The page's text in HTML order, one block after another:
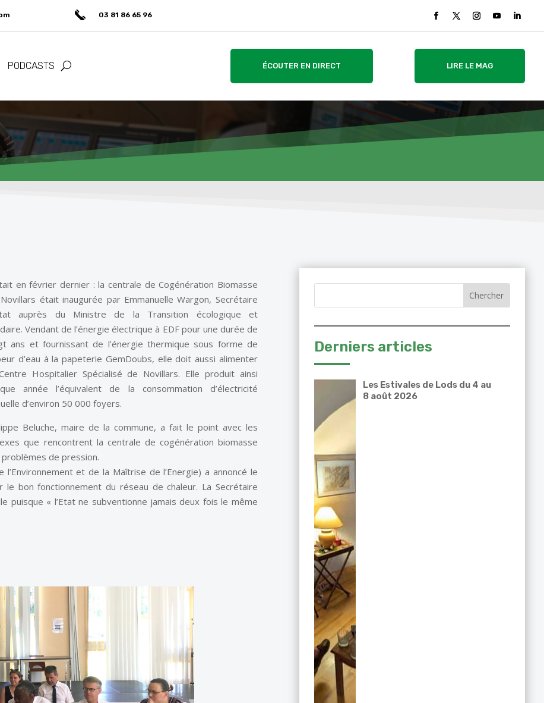
03 81 86 65 96
PODCASTS ÉCOUTER EN DIRECT LIRE LE MAG
en février dernier : la centrale de Cogénération Biomasse
était inaugurée par Emmanuelle Wargon, Secrétaire
auprès du Ministre de la Transition écologique et
Vendant de l’énergie électrique à EDF pour une durée de
ans et fournissant de l’énergie thermique sous forme de
d’eau à la papeterie GemDoubs, elle doit aussi alimenter
Hospitalier Spécialisé de Novillars. Elle produit ainsi
année l’équivalent de la consommation d’électricité
d’environ 50 000 foyers.
Beluche, maire de la commune, a fait le point avec les
que rencontrent la centrale de cogénération biomasse
de pression.
l’Environnement et de la Maîtrise de l’Energie) a annoncé le
bon fonctionnement du réseau de chaleur. La Secrétaire
puisque « l’Etat ne subventionne jamais deux fois le même
Derniers articles
Les Estivales de Lods du 4 au
8 août 2026